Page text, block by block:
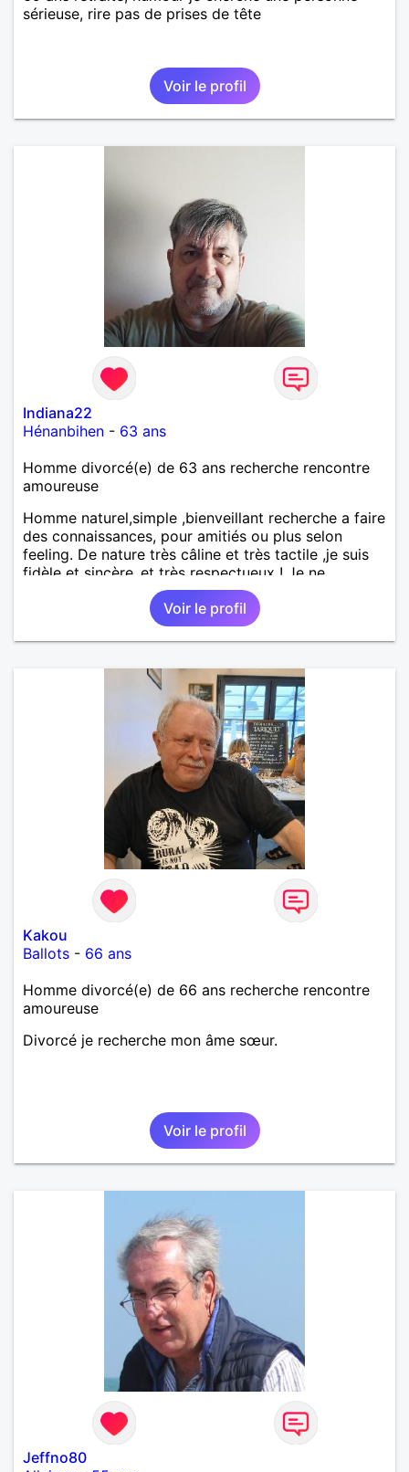
sérieuse, rire pas de prises de tête
Voir le profil
Indiana22
Hénanbihen - 63 ans
Homme divorcé(e) de 63 ans recherche rencontre
amoureuse
Homme naturel,simple ,bienveillant recherche a faire
des connaissances, pour amitiés ou plus selon
feeling. De nature très câline et très tactile ,je suis
fidèle et sincère.,et très respectueux ! Je ne
supporte pas le mensonge.Rien ne vaut une vraie
rencontre,pour échanger en toute simplicité,j'ai du
mal à prolonger des échanges virtuels Je suis plutôt
attiré par des femmes ayant la cinquantaine ,belles
naturellement ,sans fards ,ni excès A vous de jouer
Voir le profil
Kakou
Ballots - 66 ans
Homme divorcé(e) de 66 ans recherche rencontre
amoureuse
Divorcé je recherche mon âme sœur.
Voir le profil
Jeffno80